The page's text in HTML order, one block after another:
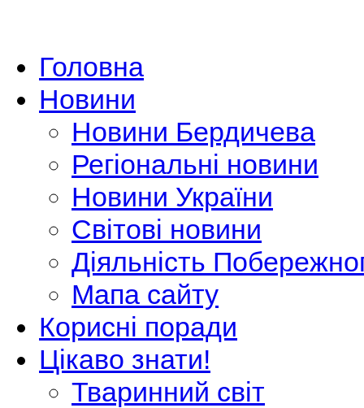
Головна
Новини
Новини Бердичева
Регіональні новини
Новини України
Світові новини
Діяльність
Мапа сайту
Корисні поради
Цікаво знати!
Тваринний світ